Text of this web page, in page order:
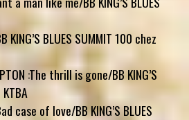
KING’S BLUES SUMMIT 100 chez
:The thrill is gone/BB KING’S
case of love/BB KING’S BLUES